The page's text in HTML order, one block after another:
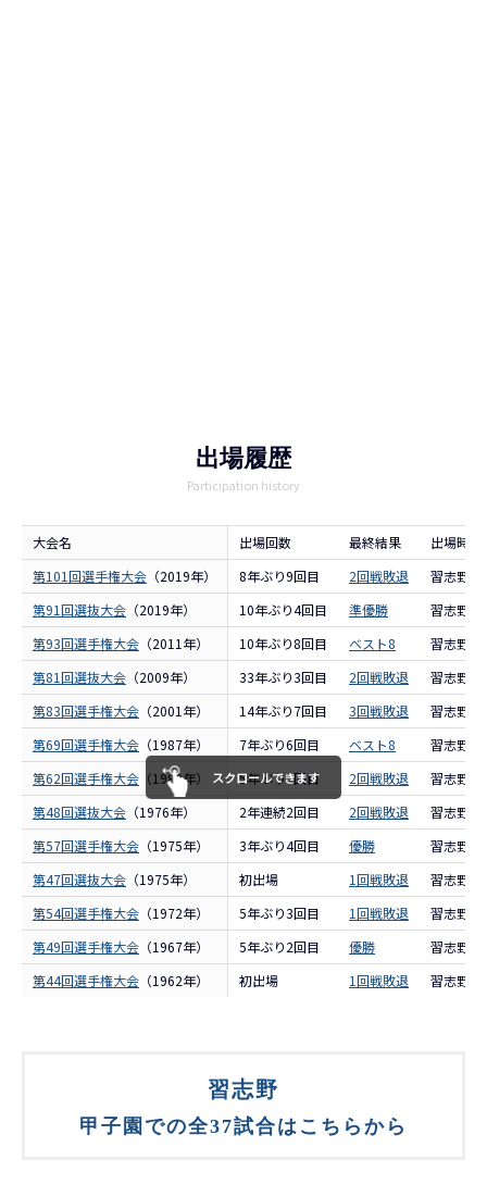
出場履歴
Participation history
大会名 出場回数 最終結果
出場時名
第101回選手権大会 （2019年） 8年ぶり9回目 2回戦敗退
習志野
第91回選抜大会 （2019年） 10年ぶり4回目 準優勝
習志野
第93回選手権大会 （2011年） 10年ぶり8回目 ベスト8
習志野
第81回選抜大会 （2009年） 33年ぶり3回目 2回戦敗退
習志野
第83回選手権大会 （2001年） 14年ぶり7回目 3回戦敗退
習志野
第69回選手権大会 （1987年） 7年ぶり6回目 ベスト8
習志野
第62回選手権大会 （1980年） 5年ぶり5回目 2回戦敗退
習志野
第48回選抜大会 （1976年） 2年連続2回目 2回戦敗退
習志野
第57回選手権大会 （1975年） 3年ぶり4回目 優勝
習志野
第47回選抜大会 （1975年） 初出場 1回戦敗退
習志野
第54回選手権大会 （1972年） 5年ぶり3回目 1回戦敗退
習志野
第49回選手権大会 （1967年） 5年ぶり2回目 優勝
習志野
第44回選手権大会 （1962年） 初出場 1回戦敗退 習志野
スクロールできます
習志野
甲子園での全37試合はこちらから